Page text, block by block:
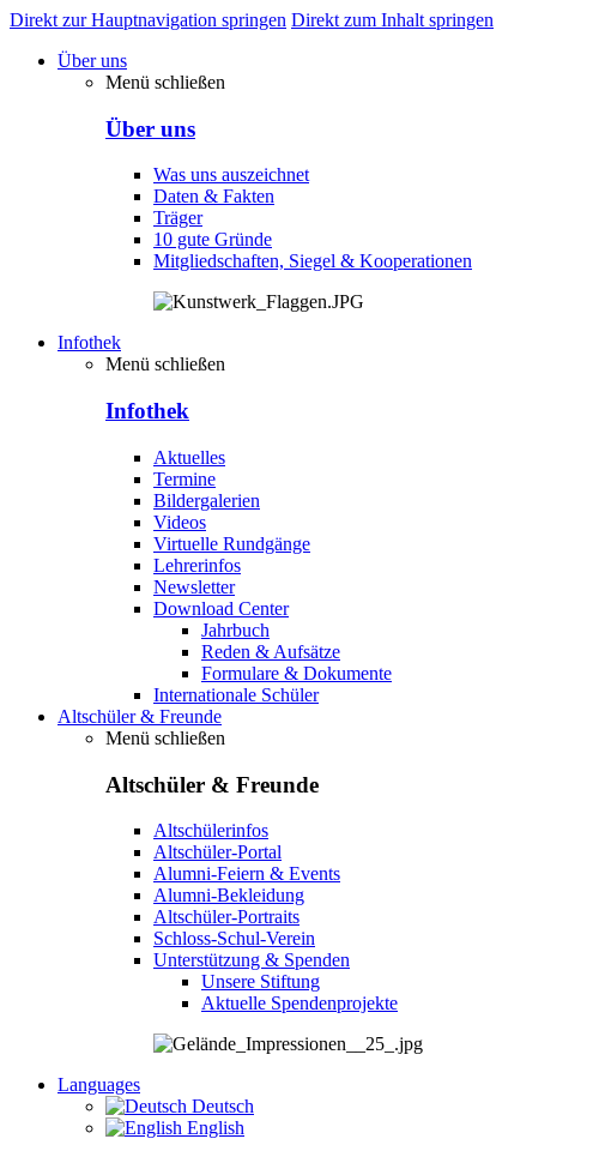
Direkt zur Hauptnavigation springen Direkt zum Inhalt springen
Über uns
Menü schließen
Über uns
Was uns auszeichnet
Daten & Fakten
Träger
10 gute Gründe
Mitgliedschaften, Siegel & Kooperationen
Infothek
Menü schließen
Infothek
Aktuelles
Termine
Bildergalerien
Videos
Virtuelle Rundgänge
Lehrerinfos
Newsletter
Download Center
Jahrbuch
Reden & Aufsätze
Formulare & Dokumente
Internationale Schüler
Altschüler & Freunde
Menü schließen
Altschüler & Freunde
Altschülerinfos
Altschüler-Portal
Alumni-Feiern & Events
Alumni-Bekleidung
Altschüler-Portraits
Schloss-Schul-Verein
Unterstützung & Spenden
Unsere Stiftung
Aktuelle Spendenprojekte
Languages
Deutsch
English